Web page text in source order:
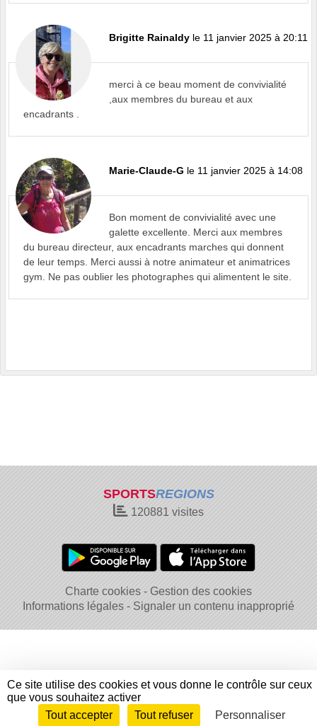
Brigitte Rainaldy le 11 janvier 2025 à 20:11
merci à ce beau moment de convivialité
,aux membres du bureau et aux
encadrants .
Marie-Claude-G le 11 janvier 2025 à 14:08
Bon moment de convivialité avec une
galette excellente. Merci aux membres
du bureau directeur, aux encadrants marches qui donnent
de leur temps. Merci aussi à notre animateur et animatrices
gym. Ne pas oublier les photographes qui alimentent le site.
SPORTSREGIONS
120881 visites
Charte cookies
Gestion des cookies
Informations légales
Signaler un contenu inapproprié
Envie de participer ? Connexion
Ce site utilise des cookies et vous donne le contrôle sur ceux
que vous souhaitez activer
Tout accepter
Tout refuser Personnaliser